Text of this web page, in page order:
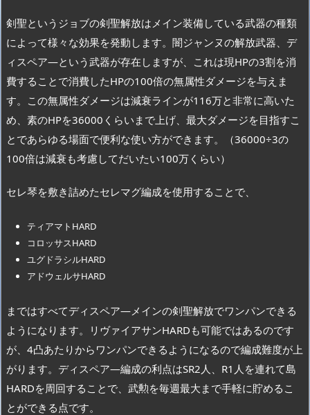
剣聖というジョブの剣聖解放はメイン装備している武器の種類
によって様々な効果を発動します。闇ジャンヌの解放武器、デ
ィスペア―という武器が存在しますが、これは現HPの3割を消
費することで消費したHPの100倍の無属性ダメージを与えま
す。この無属性ダメージは減衰ラインが116万と非常に高いた
め、素のHPを36000くらいまで上げ、最大ダメージを目指すこ
とであらゆる場面で便利な使い方ができます。（36000÷3の
100倍は減衰も考慮してだいたい100万くらい）
セレ琴を敷き詰めたセレマグ編成を使用することで、
ティアマトHARD
コロッサスHARD
ユグドラシルHARD
アドウェルサHARD
まではすべてディスペア―メインの剣聖解放でワンパンできる
ようになります。リヴァイアサンHARDも可能ではあるのです
が、4凸あたりからワンパンできるようになるので編成難度が上
がります。ディスペア―編成の利点はSR2人、R1人を連れて島
HARDを周回することで、武勲を毎週最大まで手軽に貯めるこ
とができる点です。